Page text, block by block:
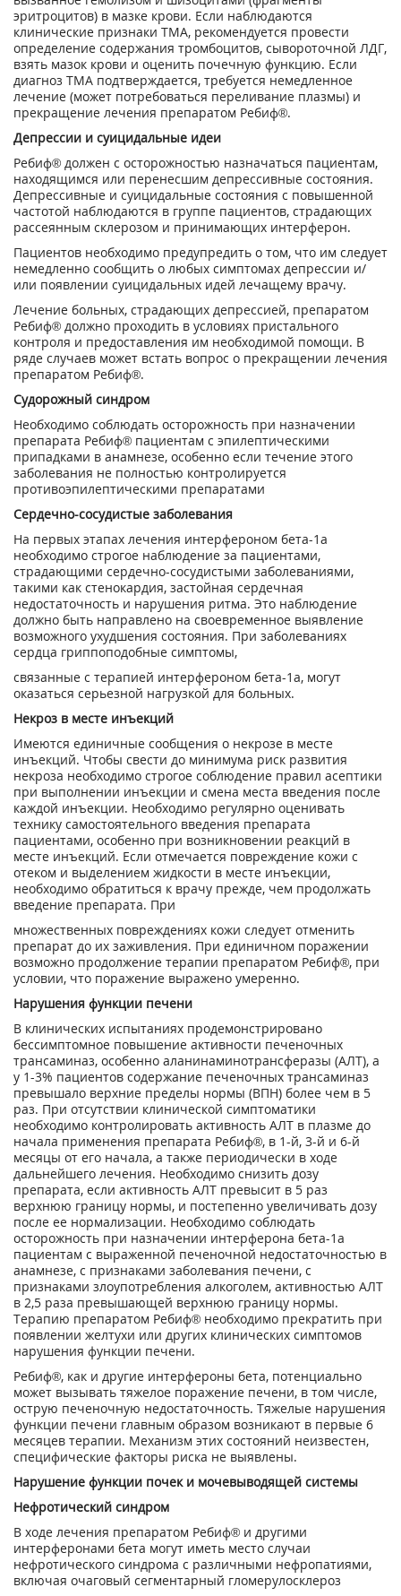
эритроцитов) в мазке крови. Если наблюдаются
клинические признаки ТМА, рекомендуется провести
определение содержания тромбоцитов, сывороточной ЛДГ,
взять мазок крови и оценить почечную функцию. Если
диагноз ТМА подтверждается, требуется немедленное
лечение (может потребоваться переливание плазмы) и
прекращение лечения препаратом Ребиф®.
Депрессии и суицидальные идеи
Ребиф® должен с осторожностью назначаться пациентам,
находящимся или перенесшим депрессивные состояния.
Депрессивные и суицидальные состояния с повышенной
частотой наблюдаются в группе пациентов, страдающих
рассеянным склерозом и принимающих интерферон.
Пациентов необходимо предупредить о том, что им следует
немедленно сообщить о любых симптомах депрессии и/
или появлении суицидальных идей лечащему врачу.
Лечение больных, страдающих депрессией, препаратом
Ребиф® должно проходить в условиях пристального
контроля и предоставления им необходимой помощи. В
ряде случаев может встать вопрос о прекращении лечения
препаратом Ребиф®.
Судорожный синдром
Необходимо соблюдать осторожность при назначении
препарата Ребиф® пациентам с эпилептическими
припадками в анамнезе, особенно если течение этого
заболевания не полностью контролируется
противоэпилептическими препаратами
Сердечно-сосудистые заболевания
На первых этапах лечения интерфероном бета-1а
необходимо строгое наблюдение за пациентами,
страдающими сердечно-сосудистыми заболеваниями,
такими как стенокардия, застойная сердечная
недостаточность и нарушения ритма. Это наблюдение
должно быть направлено на своевременное выявление
возможного ухудшения состояния. При заболеваниях
сердца гриппоподобные симптомы,
связанные с терапией интерфероном бета-1а, могут
оказаться серьезной нагрузкой для больных.
Некроз в месте инъекций
Имеются единичные сообщения о некрозе в месте
инъекций. Чтобы свести до минимума риск развития
некроза необходимо строгое соблюдение правил асептики
при выполнении инъекции и смена места введения после
каждой инъекции. Необходимо регулярно оценивать
технику самостоятельного введения препарата
пациентами, особенно при возникновении реакций в
месте инъекций. Если отмечается повреждение кожи с
отеком и выделением жидкости в месте инъекции,
необходимо обратиться к врачу прежде, чем продолжать
введение препарата. При
множественных повреждениях кожи следует отменить
препарат до их заживления. При единичном поражении
возможно продолжение терапии препаратом Ребиф®, при
условии, что поражение выражено умеренно.
Нарушения функции печени
В клинических испытаниях продемонстрировано
бессимптомное повышение активности печеночных
трансаминаз, особенно аланинаминотрансферазы (AЛT), а
у 1-3% пациентов содержание печеночных трансаминаз
превышало верхние пределы нормы (ВПН) более чем в 5
раз. При отсутствии клинической симптоматики
необходимо контролировать активность AЛT в плазме до
начала применения препарата Ребиф®, в 1-й, 3-й и 6-й
месяцы от его начала, а также периодически в ходе
дальнейшего лечения. Необходимо снизить дозу
препарата, если активность АЛТ превысит в 5 раз
верхнюю границу нормы, и постепенно увеличивать дозу
после ее нормализации. Необходимо соблюдать
осторожность при назначении интерферона бета-1а
пациентам с выраженной печеночной недостаточностью в
анамнезе, с признаками заболевания печени, с
признаками злоупотребления алкоголем, активностью АЛТ
в 2,5 раза превышающей верхнюю границу нормы.
Терапию препаратом Ребиф® необходимо прекратить при
появлении желтухи или других клинических симптомов
нарушения функции печени.
Ребиф®, как и другие интерфероны бета, потенциально
может вызывать тяжелое поражение печени, в том числе,
острую печеночную недостаточность. Тяжелые нарушения
функции печени главным образом возникают в первые 6
месяцев терапии. Механизм этих состояний неизвестен,
специфические факторы риска не выявлены.
Нарушение функции почек и мочевыводящей системы
Нефротический синдром
В ходе лечения препаратом Ребиф® и другими
интерферонами бета могут иметь место случаи
нефротического синдрома с различными нефропатиями,
включая очаговый сегментарный гломерулосклероз